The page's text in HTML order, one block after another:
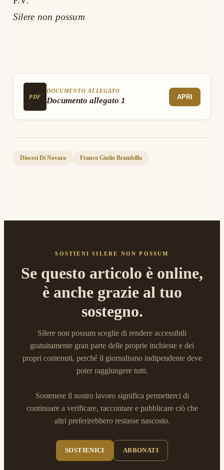
Silere non possum
PDF
DOCUMENTO ALLEGATO
Documento allegato 1 APRI
Diocesi Di Novara Franco Giulio Brambilla
SOSTIENI SILERE NON POSSUM
Se questo articolo è online,
è anche grazie al tuo
sostegno.
Silere non possum sceglie di rendere accessibili
gratuitamente gran parte delle proprie inchieste e dei
propri contenuti, perché il giornalismo indipendente deve
poter raggiungere tutti.
Sostenere il nostro lavoro significa permetterci di
continuare a verificare, raccontare e pubblicare ciò che
altri preferirebbero restasse nascosto.
SOSTIENICI ABBONATI